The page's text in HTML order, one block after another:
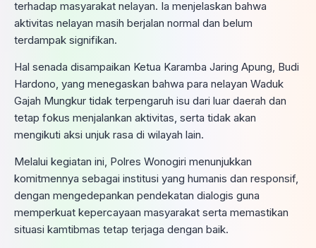
terhadap masyarakat nelayan. Ia menjelaskan bahwa
aktivitas nelayan masih berjalan normal dan belum
terdampak signifikan.
Hal senada disampaikan Ketua Karamba Jaring Apung, Budi
Hardono, yang menegaskan bahwa para nelayan Waduk
Gajah Mungkur tidak terpengaruh isu dari luar daerah dan
tetap fokus menjalankan aktivitas, serta tidak akan
mengikuti aksi unjuk rasa di wilayah lain.
Melalui kegiatan ini, Polres Wonogiri menunjukkan
komitmennya sebagai institusi yang humanis dan responsif,
dengan mengedepankan pendekatan dialogis guna
memperkuat kepercayaan masyarakat serta memastikan
situasi kamtibmas tetap terjaga dengan baik.